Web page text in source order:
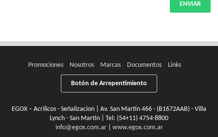
ENVIAR
Promociones Nosotros Marcas Documentos Links
Botón de Arrepentimiento
EGOX – Acrilicos - Señalizacion | Av. San Martín 466 - (B1672AAB) - Villa
Lynch - San Martín | Tel: (54+11) 4754-8800
info@egox.com.ar| www.egox.com.ar